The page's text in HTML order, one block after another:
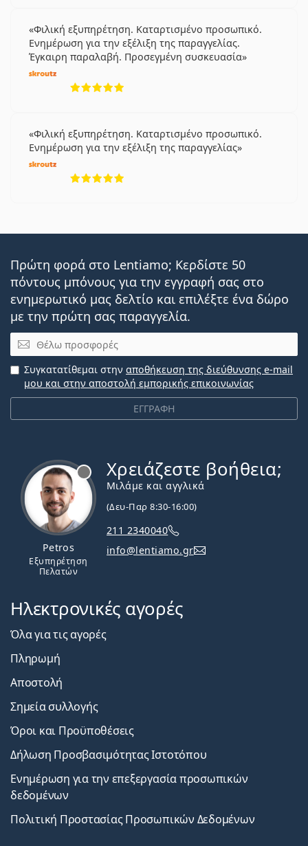
Φιλική εξυπηρέτηση. Καταρτισμένο προσωπικό.
Ενημέρωση για την εξέλιξη της παραγγελίας.
Έγκαιρη παραλαβή. Προσεγμένη συσκευασία
Φιλική εξυπηρέτηση. Καταρτισμένο προσωπικό.
Ενημέρωση για την εξέλιξη της παραγγελίας
Πρώτη φορά στο Lentiamo; Κερδίστε 50
πόντους μπόνους για την εγγραφή σας στο
ενημερωτικό μας δελτίο και επιλέξτε ένα δώρο
με την πρώτη σας παραγγελία.
Email
ΕΓΓΡΑΦΗ
Συγκατατίθεμαι στην αποθήκευση της διεύθυνσης e-mail
μου και στην αποστολή εμπορικής επικοινωνίας
Petros
Εξυπηρέτηση
Πελατών
Χρειάζεστε βοήθεια;
Μιλάμε και αγγλικά
(Δευ-Παρ 8:30-16:00)
211 2340040
info@lentiamo.gr
Ηλεκτρονικές αγορές
Όλα για τις αγορές
Πληρωμή
Αποστολή
Σημεία συλλογής
Όροι και Προϋποθέσεις
Δήλωση Προσβασιμότητας Ιστοτόπου
Ενημέρωση για την επεξεργασία προσωπικών
δεδομένων
Πολιτική Προστασίας Προσωπικών Δεδομένων